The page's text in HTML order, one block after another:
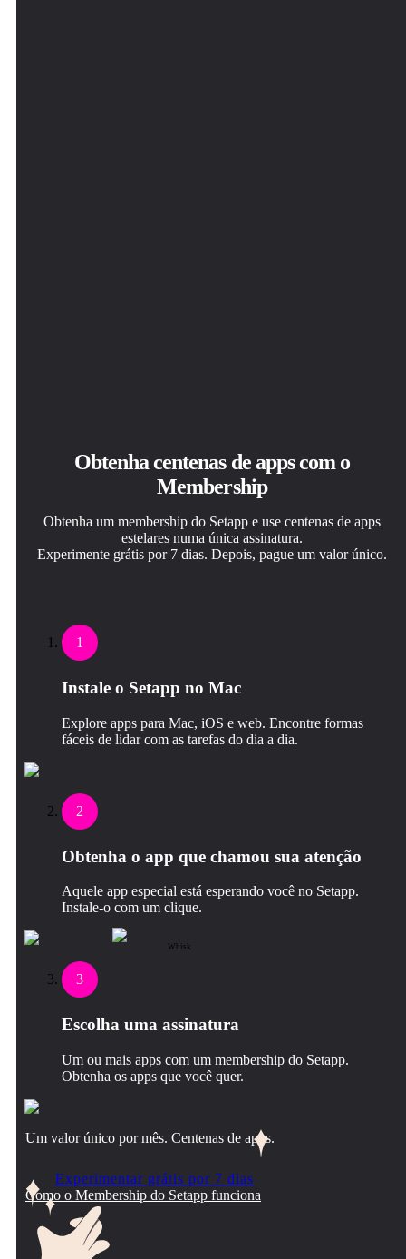
Obtenha centenas de apps com o
Membership
Obtenha um membership do Setapp e use centenas de apps
estelares numa única assinatura.
Experimente grátis por 7 dias. Depois, pague um valor único.
1
Instale o Setapp no Mac
Explore apps para Mac, iOS e web. Encontre formas
fáceis de lidar com as tarefas do dia a dia.
2
Obtenha o app que chamou sua atenção
Aquele app especial está esperando você no Setapp.
Instale‑o com um clique.
Whisk
3
Escolha uma assinatura
Um ou mais apps com um membership do Setapp.
Obtenha os apps que você quer.
Um valor único por mês. Centenas de apps.
Experimentar grátis por 7 dias
Como o Membership do Setapp funciona